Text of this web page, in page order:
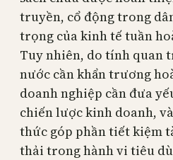
truyền, cổ động trong
trọng của kinh tế tuần
Tuy nhiên, do tính quan
nước cần khẩn trương
doanh nghiệp cần đưa
chiến lược kinh doanh,
thức góp phần tiết kiệm
thải trong hành vi tiêu